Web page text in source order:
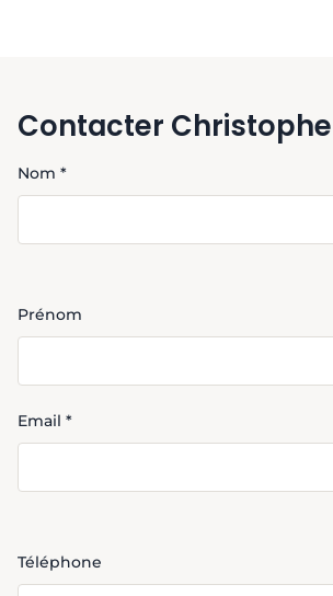
Contacter Christophe
Nom *
Prénom
Email *
Téléphone